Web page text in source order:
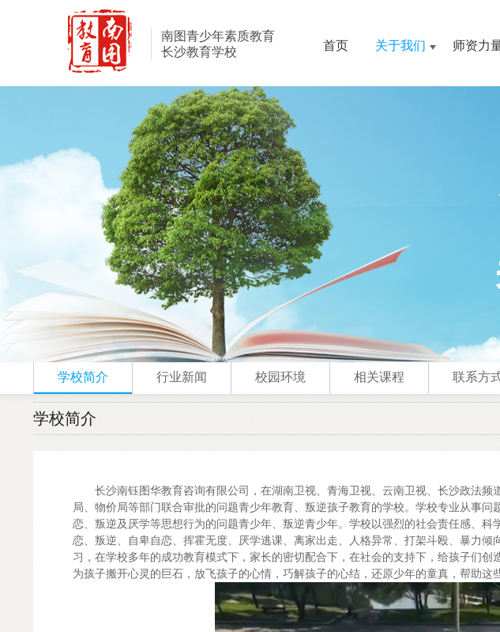
南图青少年素质教育
长沙教育学校
首页 关于我们 师资力
学校简介 行业新闻 校园环境 相关课程 联系方
学校简介
长沙南钰图华教育咨询有限公司，在湖南卫视、青海卫视、云南卫视、长沙政法
局、物价局等部门联合审批的问题青少年教育、叛逆孩子教育的学校。学校专业从事
恋、叛逆及厌学等思想行为的问题青少年、叛逆青少年。学校以强烈的社会责任感、
恋、叛逆、自卑自恋、挥霍无度、厌学逃课、离家出走、人格异常、打架斗殴、暴力
习，在学校多年的成功教育模式下，家长的密切配合下，在社会的支持下，给孩子们
为孩子搬开心灵的巨石，放飞孩子的心情，巧解孩子的心结，还原少年的童真，帮助这